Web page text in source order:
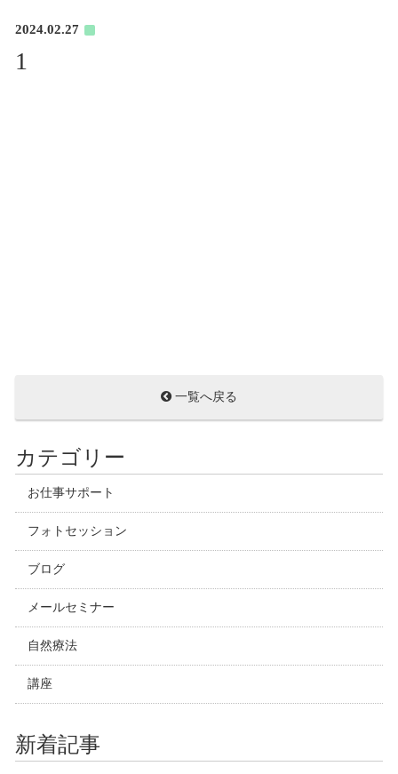
2024.02.27
1
一覧へ戻る
カテゴリー
お仕事サポート
フォトセッション
ブログ
メールセミナー
自然療法
講座
新着記事